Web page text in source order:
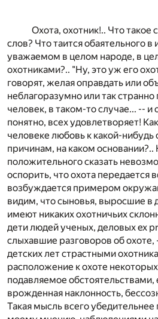
Охота, охотник!.. Что такое
слов? Что таится обаятельного
уважаемом в целом народе, в
охотниками?.. "Ну, это уж его
говорят, желая оправдать или
неблагоразумно или так странно
человек, в таком-то случае... -- и
понятно, всех удовлетворяет!
человеке любовь к какой-нибудь
причинам, на каком основании?..
положительного сказать
оспорить, что охота передается
возбуждается примером
видим, что сыновья, выросшие в
имеют никаких охотничьих
дети людей ученых, деловых ex
слыхавшие разговоров об охоте,
детских лет страстными
расположение к охоте
подавляемое обстоятельствами,
врожденная наклонность,
Такая мысль всего